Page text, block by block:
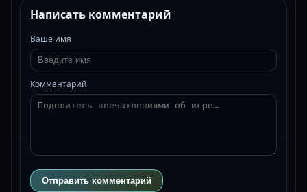
Написать комментарий
Ваше имя
Комментарий
Отправить комментарий